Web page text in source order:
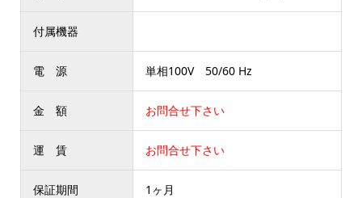
付属機器
電 源 単相100V 50/60 Hz
金 額 お問合せ下さい
運 賃 お問合せ下さい
保証期間 1ヶ月